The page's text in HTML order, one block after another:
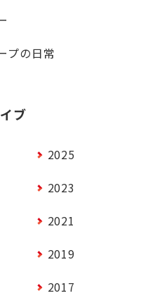
プの日常
ブ
2025
2023
2021
2019
2017